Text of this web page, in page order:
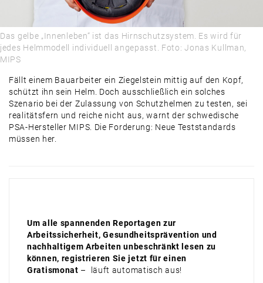
Das gelbe „Innenleben“ ist das Hirnschutzsystem. Es wird für
jedes Helmmodell individuell angepasst. Foto: Jonas Kullman,
MIPS
Fällt einem Bauarbeiter ein Ziegelstein mittig auf den Kopf,
schützt ihn sein Helm. Doch ausschließlich ein solches
Szenario bei der Zulassung von Schutzhelmen zu testen, sei
realitätsfern und reiche nicht aus, warnt der schwedische
PSA-Hersteller MIPS. Die Forderung: Neue Teststandards
müssen her.
Um alle spannenden Reportagen zur
Arbeitssicherheit, Gesundheitsprävention und
nachhaltigem Arbeiten unbeschränkt lesen zu
können, registrieren Sie jetzt für einen
Gratismonat – läuft automatisch aus!